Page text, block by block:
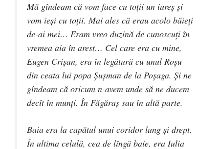
Mă gîndeam că vom face cu toţii un iureş şi
vom ieşi cu toţii. Mai ales că erau acolo băieţi
de-ai mei… Eram vreo duzină de cunoscuţi în
vremea aia în arest… Cel care era cu mine,
Eugen Crişan, era în legătură cu unul Roşu
din ceata lui popa Şuşman de la Poşaga. Şi ne
gîndeam că oricum n-avem unde să ne ducem
decît în munţi. În Făgăraş sau în altă parte.
Baia era la capătul unui coridor lung şi drept.
În ultima celulă, cea de lîngă baie, era Iulia